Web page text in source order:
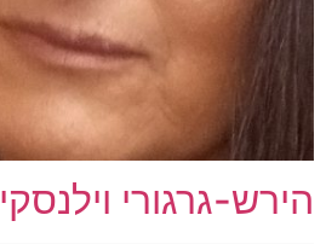
הירש-גרגורי וילנסקי